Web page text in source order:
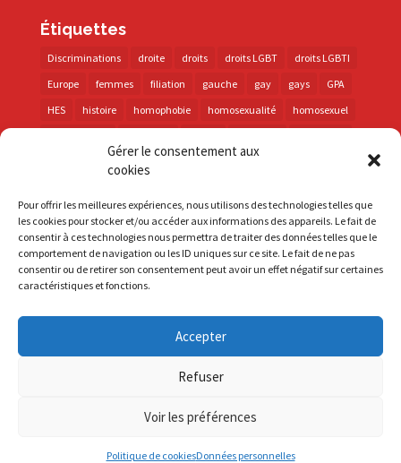
Gérer le consentement aux
cookies
Pour offrir les meilleures expériences, nous utilisons des technologies telles que
les cookies pour stocker et/ou accéder aux informations des appareils. Le fait de
consentir à ces technologies nous permettra de traiter des données telles que le
comportement de navigation ou les ID uniques sur ce site. Le fait de ne pas
consentir ou de retirer son consentement peut avoir un effet négatif sur certaines
caractéristiques et fonctions.
Accepter
Refuser
Voir les préférences
Politique de cookiesDonnées personnelles
Étiquettes
Discriminations droite droits droits LGBT
droits LGBTI
Europe
femmes filiation gauche gay gays
GPA
HES
histoire homophobie homosexualité
homosexuel
personnes trans
PMA police propositions
prévention
santé
sida trans transphobie UE
Union européenne
vih
violences visibilité élections